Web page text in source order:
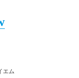
エム